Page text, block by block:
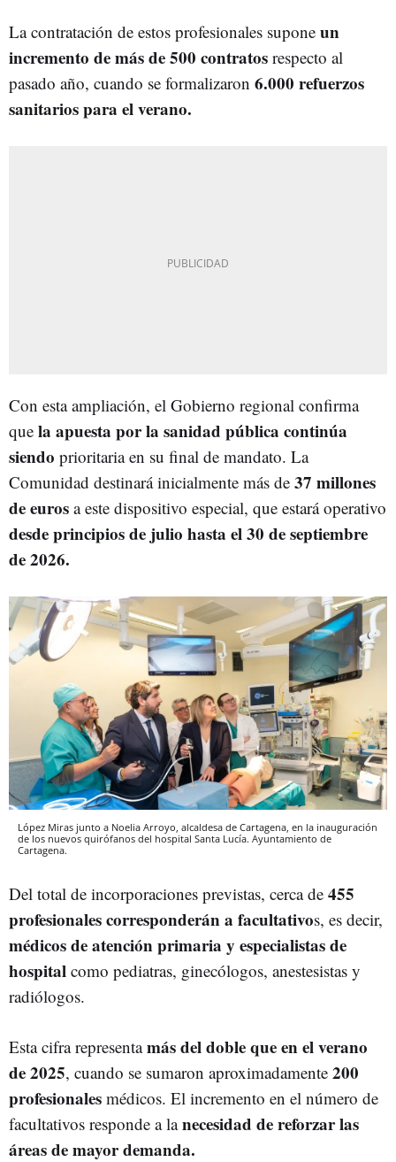
La contratación de estos profesionales supone un
incremento de más de 500 contratos respecto al
pasado año, cuando se formalizaron 6.000 refuerzos
sanitarios para el verano.
Con esta ampliación, el Gobierno regional confirma
que la apuesta por la sanidad pública continúa
siendo prioritaria en su final de mandato. La
Comunidad destinará inicialmente más de 37 millones
de euros a este dispositivo especial, que estará operativo
desde principios de julio hasta el 30 de septiembre
de 2026.
López Miras junto a Noelia Arroyo, alcaldesa de Cartagena, en la inauguración
de los nuevos quirófanos del hospital Santa Lucía. Ayuntamiento de
Cartagena.
Del total de incorporaciones previstas, cerca de 455
profesionales corresponderán a facultativos, es decir,
médicos de atención primaria y especialistas de
hospital como pediatras, ginecólogos, anestesistas y
radiólogos.
Esta cifra representamás del doble que en el verano
de 2025, cuando se sumaron aproximadamente 200
profesionales médicos. El incremento en el número de
facultativos responde a lanecesidad de reforzar las
áreas de mayor demanda.